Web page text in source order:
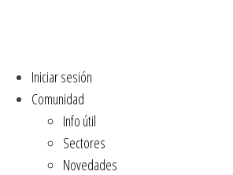
Iniciar sesión
Comunidad
Info útil
Sectores
Novedades